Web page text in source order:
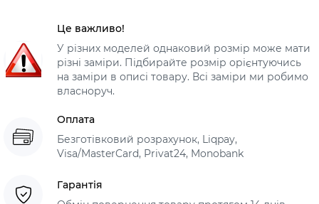
Це важливо!
У різних моделей однаковий розмір може мати
різні заміри. Підбирайте розмір орієнтуючись
на заміри в описі товару. Всі заміри ми робимо
власноруч.
Оплата
Безготівковий розрахунок, Liqpay,
Visa/MasterCard, Privat24, Monobank
Гарантія